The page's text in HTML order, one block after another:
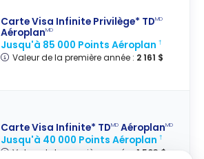
Carte Visa Infinite Privilège* TDMD
AéroplanMD
Jusqu'à 85 000 Points Aéroplan†
Valeur de la première année : 2 161 $
Carte Visa Infinite* TDMD AéroplanMD
Jusqu'à 40 000 Points Aéroplan†
Valeur de la première année : 1 503 $